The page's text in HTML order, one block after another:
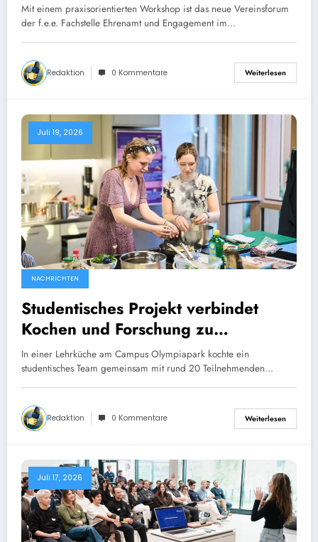
Mit einem praxisorientierten Workshop ist das neue Vereinsforum
der f.e.e. Fachstelle Ehrenamt und Engagement im…
Redaktion 0 Kommentare Weiterlesen
Juli 19, 2026
NACHRICHTEN
Studentisches Projekt verbindet
Kochen und Forschung zu
Darmkrebsprävention
In einer Lehrküche am Campus Olympiapark kochte ein
studentisches Team gemeinsam mit rund 20 Teilnehmenden…
Redaktion 0 Kommentare Weiterlesen
Juli 17, 2026